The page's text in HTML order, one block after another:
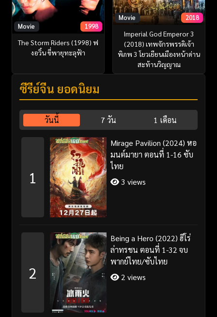
Movie 1998
The Storm Riders (1998) ฟ
งอวิ๋น ขี่พายุทะลุฟ้า
Movie 2018
Imperial God Emperor 3
(2018) เทพจักรพรรดิเจ้า
พิภพ 3 โยวเยียนเมืองหน้าด่าน
สะท้านวิญญาณ
ซีรี่ย์จีน ยอดนิยม
วันนี้ 7 วัน 1 เดือน
1
Mirage Pavilion (2024) หอ
มนต์มายา ตอนที่ 1-16 ซับ
ไทย
3 views
2
Being a Hero (2022) ฮีโร่
ล่าทรชน ตอนที่ 1-32 จบ
พากย์ไทย/ซับไทย
2 views